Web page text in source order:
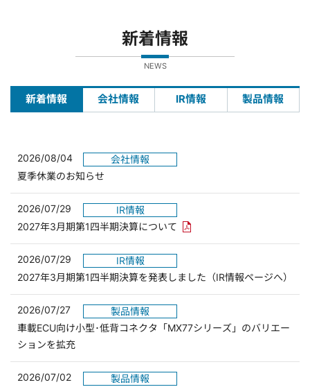
新着情報
NEWS
新着情報 会社情報 IR情報 製品情報
2026/08/04
会社情報
夏季休業のお知らせ
2026/07/29
IR情報
2027年3月期第1四半期決算について PDFリンクを新しいウィンド
2026/07/29
IR情報
2027年3月期第1四半期決算を発表しました（IR情報ページへ）
2026/07/27
製品情報
車載ECU向け小型･低背コネクタ「MX77シリーズ」のバリエー
ションを拡充
2026/07/02
製品情報